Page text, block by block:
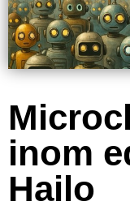
inom
Hailo